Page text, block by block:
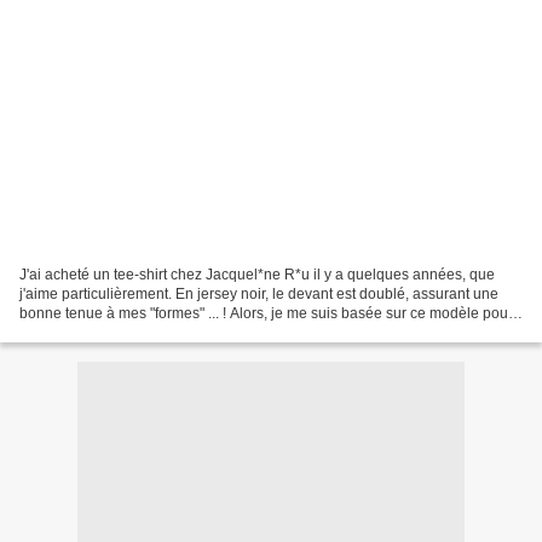
J'ai acheté un tee-shirt chez Jacquel*ne R*u il y a quelques années, que
j'aime particulièrement. En jersey noir, le devant est doublé, assurant une
bonne tenue à mes "formes" ... ! Alors, je me suis basée sur ce modèle pour